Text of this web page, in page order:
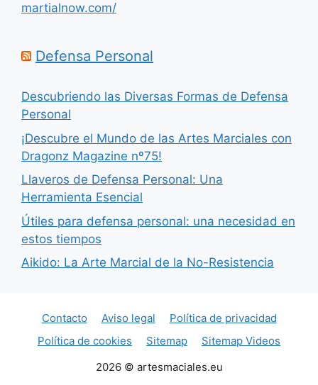
martialnow.com/
Defensa Personal
Descubriendo las Diversas Formas de Defensa
Personal
¡Descubre el Mundo de las Artes Marciales con
Dragonz Magazine nº75!
Llaveros de Defensa Personal: Una
Herramienta Esencial
Útiles para defensa personal: una necesidad en
estos tiempos
Aikido: La Arte Marcial de la No-Resistencia
Contacto Aviso legal
Política de privacidad
Política de cookies
Sitemap
Sitemap Videos
2026 © artesmaciales.eu